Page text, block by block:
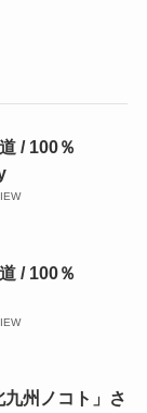
/ 100％
/ 100％
州ノコト」さ